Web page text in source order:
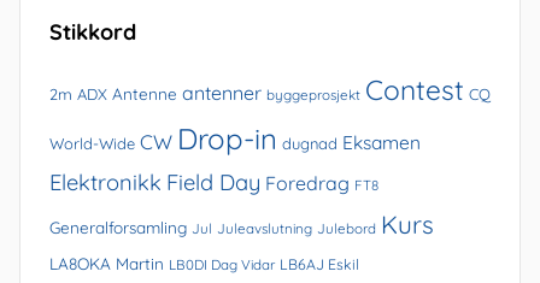
Stikkord
2m ADX Antenne antenner byggeprosjekt Contest CQ
World-Wide CW Drop-in dugnad Eksamen
Elektronikk Field Day Foredrag FT8
Generalforsamling Jul Juleavslutning Julebord Kurs
LA8OKA Martin LB0DI Dag Vidar LB6AJ Eskil